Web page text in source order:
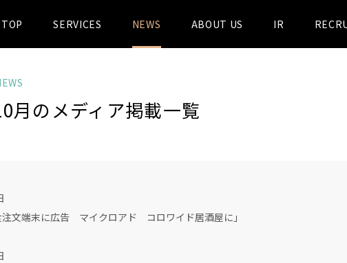
TOP SERVICES NEWS ABOUT US IR
月のメディア掲載一覧
文端末に広告 マイクロアド コロワイド居酒屋に」